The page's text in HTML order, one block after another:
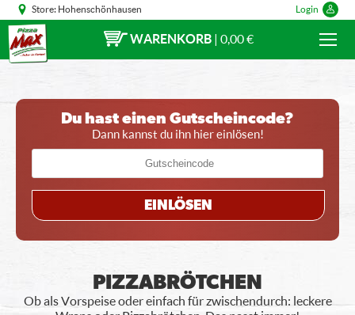
Store: Hohenschönhausen Login
WARENKORB | 0,00 €
Du hast einen Gutscheincode?
Dann kannst du ihn hier einlösen!
EINLÖSEN
PIZZABRÖTCHEN
Ob als Vorspeise oder einfach für zwischendurch: leckere